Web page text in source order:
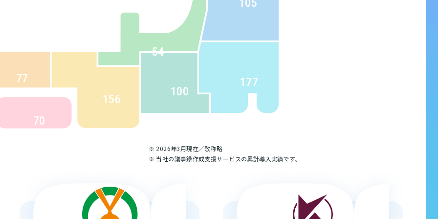
105
177
54
100
156
77
70
※ 2026年3月現在／敬称略
※ 当社の議事録作成支援サービスの累計導入実績です。